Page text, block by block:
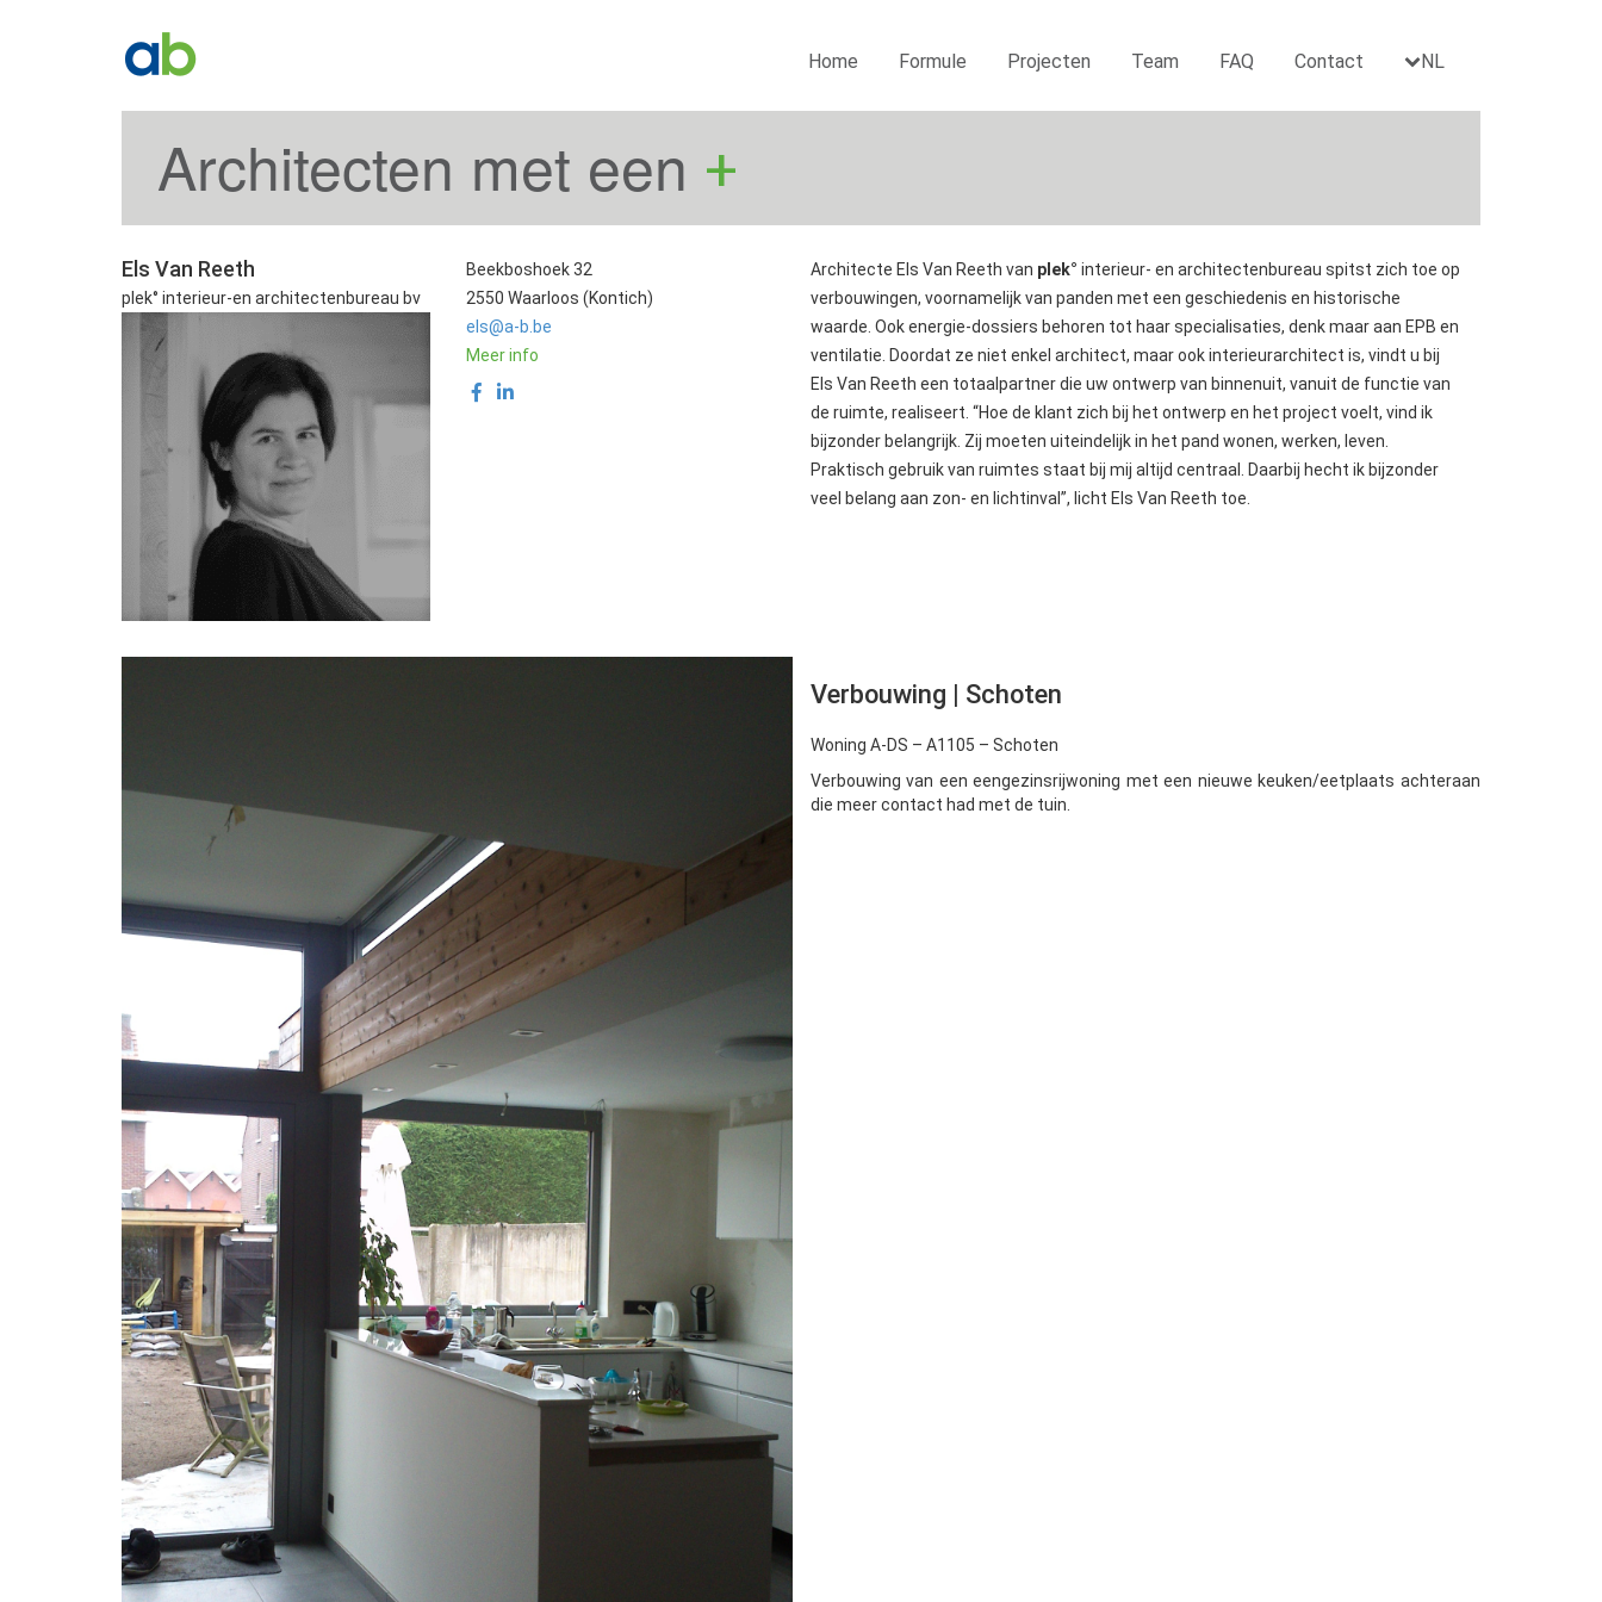
Home Formule Projecten Team FAQ Contact NL
Architecten met een +
Els Van Reeth
plek° interieur-en architectenbureau bv
Beekboshoek 32
2550 Waarloos (Kontich)
els@a-b.be
Meer info
Architecte Els Van Reeth van plek° interieur- en architectenbureau spitst zich toe op
verbouwingen, voornamelijk van panden met een geschiedenis en historische
waarde. Ook energie-dossiers behoren tot haar specialisaties, denk maar aan EPB en
ventilatie. Doordat ze niet enkel architect, maar ook interieurarchitect is, vindt u bij
Els Van Reeth een totaalpartner die uw ontwerp van binnenuit, vanuit de functie van
de ruimte, realiseert. “Hoe de klant zich bij het ontwerp en het project voelt, vind ik
bijzonder belangrijk. Zij moeten uiteindelijk in het pand wonen, werken, leven.
Praktisch gebruik van ruimtes staat bij mij altijd centraal. Daarbij hecht ik bijzonder
veel belang aan zon- en lichtinval”, licht Els Van Reeth toe.
Verbouwing | Schoten
Woning A-DS – A1105 – Schoten
Verbouwing van een eengezinsrijwoning met een nieuwe keuken/eetplaats achteraan
die meer contact had met de tuin.